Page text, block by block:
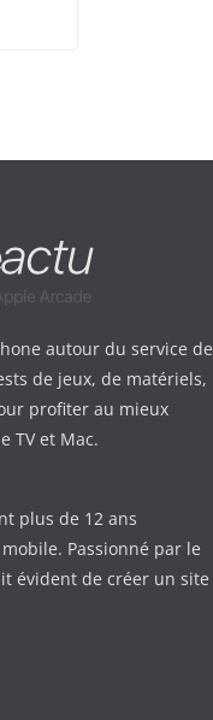
autour du service de
de jeux, de matériels,
profiter au mieux
TV et Mac.
plus de 12 ans
Passionné par le
évident de créer un site